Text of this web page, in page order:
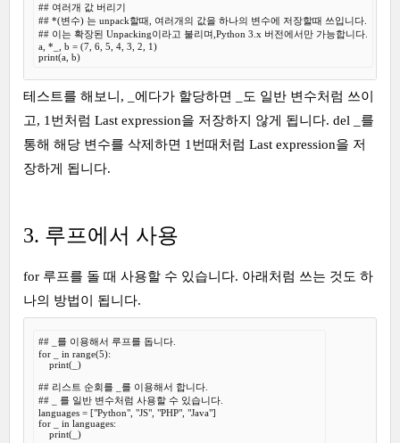
## 여러개 값 버리기
## *(변수) 는 unpack할때, 여러개의 값을 하나의 변수에 저장할때 쓰입니다.
## 이는 확장된 Unpacking이라고 불리며,Python 3.x 버전에서만 가능합니다.
a, *_, b = (7, 6, 5, 4, 3, 2, 1)
print(a, b)
테스트를 해보니, _에다가 할당하면 _도 일반 변수처럼 쓰이
고, 1번처럼 Last expression을 저장하지 않게 됩니다. del _를
통해 해당 변수를 삭제하면 1번때처럼 Last expression을 저
장하게 됩니다.
3. 루프에서 사용
for 루프를 돌 때 사용할 수 있습니다. 아래처럼 쓰는 것도 하
나의 방법이 됩니다.
## _를 이용해서 루프를 돕니다.
for _ in range(5):
    print(_)
## 리스트 순회를 _를 이용해서 합니다.
## _ 를 일반 변수처럼 사용할 수 있습니다.
languages = ["Python", "JS", "PHP", "Java"]
for _ in languages:
    print(_)